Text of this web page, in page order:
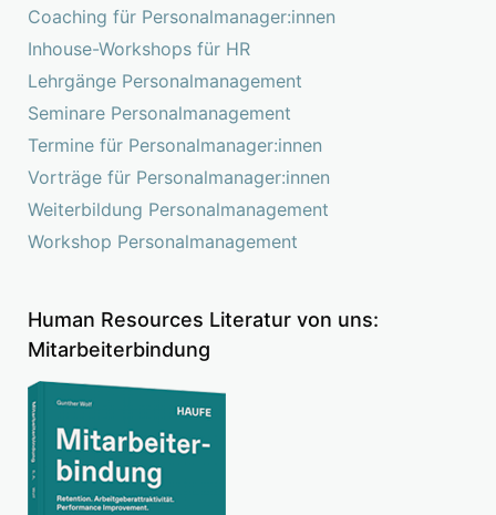
Coaching für Personalmanager:innen
Inhouse-Workshops für HR
Lehrgänge Personalmanagement
Seminare Personalmanagement
Termine für Personalmanager:innen
Vorträge für Personalmanager:innen
Weiterbildung Personalmanagement
Workshop Personalmanagement
Human Resources Literatur von uns:
Mitarbeiterbindung